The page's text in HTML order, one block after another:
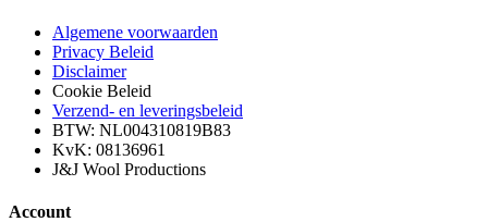
Algemene voorwaarden
Privacy Beleid
Disclaimer
Cookie Beleid
Verzend- en leveringsbeleid
BTW: NL004310819B83
KvK: 08136961
J&J Wool Productions
Account